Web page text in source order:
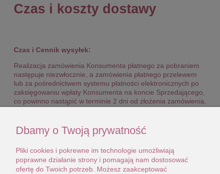
Czas i koszty dostawy
Czas i Cennik wysyłek:
Realizacja zamówienia Konsumenta płatnego za pobraniem
następuje niezwłocznie, a zamówienia płatnego przelewem
lub za pośrednictwem systemu płatności elektronicznych po
zaksięgowaniu wpłaty Konsumenta na koncie Sprzedającego,
co powinno nastąpić w terminie 2 dni od złożenia zamówienia,
Zawarcie umowy z Klientem następuje z chwilą przyjęcia
zamówienia przez Sprzedającego, o czym informuje on
Cennik:
Dbamy o Twoją prywatność
Pliki cookies i pokrewne im technologie umożliwiają
poprawne działanie strony i pomagają nam dostosować
ofertę do Twoich potrzeb. Możesz zaakceptować